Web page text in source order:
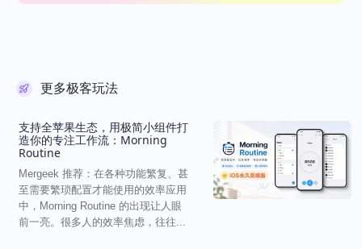
更多极客玩法
支持全苹果生态，用极简小组件打
造你的专注工作流：Morning
Routine
Mergeek 推荐：在各种功能繁复、甚
至需要繁琐配置才能使用的效率应用
中，Morning Routine 的出现让人眼
前一亮。很多人的效率焦虑，往往...